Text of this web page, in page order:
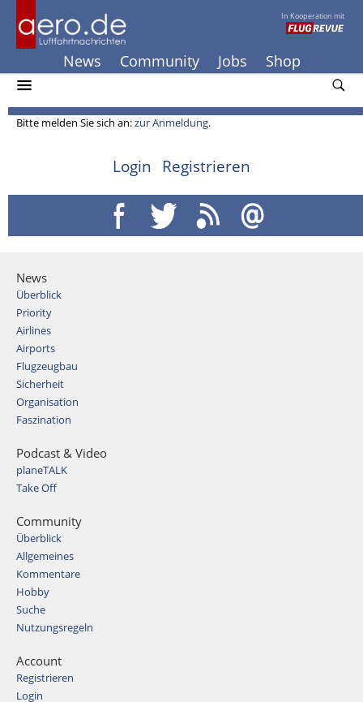
In Kooperation mit
News Community Jobs Shop
Bitte melden Sie sich an:zur Anmeldung.
Login Registrieren
News
Überblick
Priority
Airlines
Airports
Flugzeugbau
Sicherheit
Organisation
Faszination
Podcast & Video
planeTALK
Take Off
Community
Überblick
Allgemeines
Kommentare
Hobby
Suche
Nutzungsregeln
Account
Registrieren
Login